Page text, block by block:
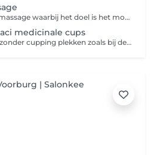
Dat is een iets stevigere massage waarbij het doel is het moment te bereiken dat het zelf herstellend vermogen het weer over kan nemen. Je komt fysiek en geestelijk tot herstel.
medicinale cups
De Bellabaci massage is zonder cupping plekken zoals bij de traditionele cupping therapie omdat ik de cups in de massage integreer. Deze massage wordt gedaan met behulp van Bellabaci medicinale siliconen vacuüm cups. Tijdens deze massage wordt de achterzijde van je lichaam gemasseerd. Tevens zorgt het voor een goede doorbloeding en stimuleert het de functies van de huid. Deze behandeling heeft een ontspannende en helende werking. Het maakt verklevingen los, het voert afvalstoffen en vocht af en brengt zuurstofrijk bloed naar stagnerende spieren en de huid.